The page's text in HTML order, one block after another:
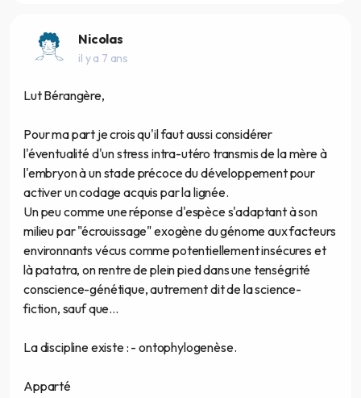
Nicolas
il y a 7 ans
Lut Bérangère,
Pour ma part je crois qu'il faut aussi considérer
l'éventualité d'un stress intra-utéro transmis de la mère à
l'embryon à un stade précoce du développement pour
activer un codage acquis par la lignée.
Un peu comme une réponse d'espèce s'adaptant à son
milieu par "écrouissage" exogène du génome aux facteurs
environnants vécus comme potentiellement insécures et
là patatra, on rentre de plein pied dans une tenségrité
conscience-génétique, autrement dit de la science-
fiction, sauf que...
La discipline existe : - ontophylogenèse.
Apparté